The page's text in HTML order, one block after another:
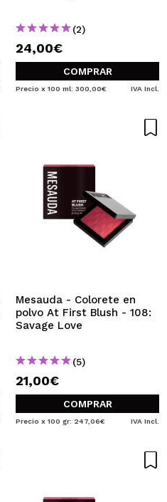
(2)
24,00€
COMPRAR
Precio x 100 ml: 300,00€ IVA Incl.
Mesauda - Colorete en
polvo At First Blush - 108:
Savage Love
(5)
21,00€
COMPRAR
Precio x 100 gr: 247,06€ IVA Incl.